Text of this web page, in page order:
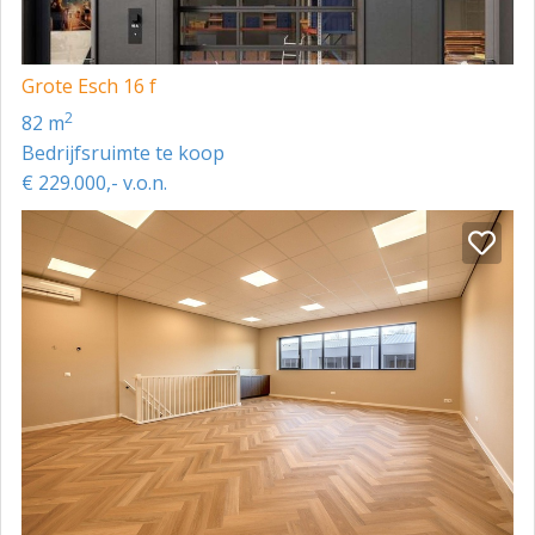
Grote Esch 16 f
82 m2
Bedrijfsruimte te koop
€ 229.000,- v.o.n.